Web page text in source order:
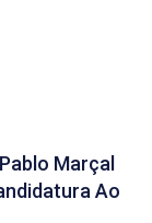
Marçal
Ao